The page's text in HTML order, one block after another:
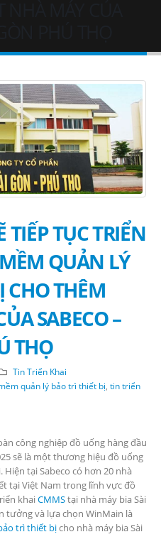
TỤC TRIỂN
QUẢN LÝ
CHO THÊM
SABECO –
THỌ
Tin Triển Khai
quản lý bảo trì thiết bị tin triển
công nghiệp đồ uống hàng đầu
sẽ là một thương hiệu đồ uống
tại Sabeco có hơn 20 nhà
tại Việt Nam trong lĩnh vực đồ
khaiCMMStại nhà máy bia Sài
tưởng và lựa chọn WinMain là
trì thiết bịcho nhà máy bia Sài